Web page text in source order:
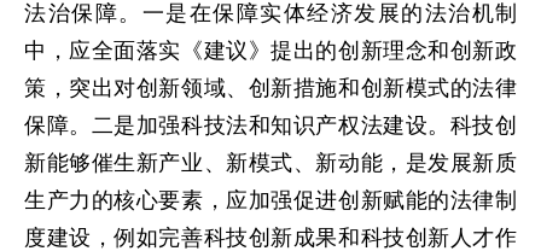
法治保障。一是在保障实体经济发展的法治机制
中，应全面落实《建议》提出的创新理念和创新政
策，突出对创新领域、创新措施和创新模式的法律
保障。二是加强科技法和知识产权法建设。科技创
新能够催生新产业、新模式、新动能，是发展新质
生产力的核心要素，应加强促进创新赋能的法律制
度建设，例如完善科技创新成果和科技创新人才作